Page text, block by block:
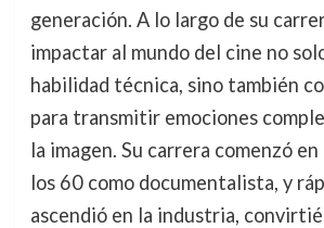
generación. A lo largo de su
impactar al mundo del cine no
habilidad técnica, sino también
para transmitir emociones
la imagen. Su carrera comenzó en
los 60 como documentalista, y
ascendió en la industria,